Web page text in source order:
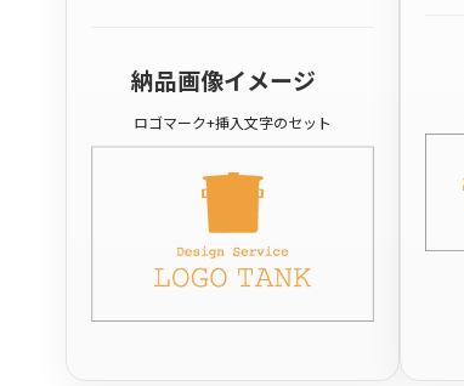
納品画像イメージ
ロゴマーク+挿入文字のセット